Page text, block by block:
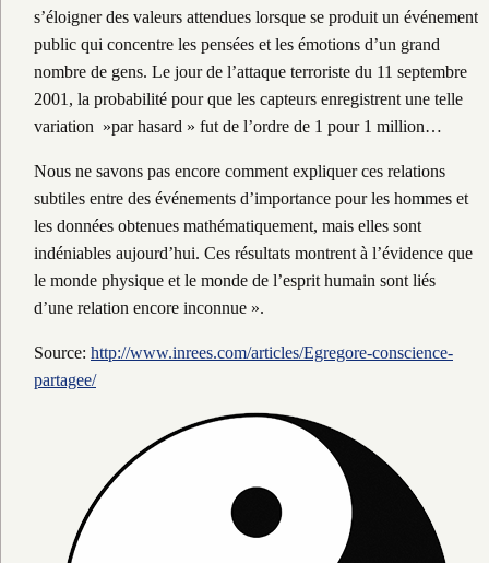
s’éloigner des valeurs attendues lorsque se produit un événement
public qui concentre les pensées et les émotions d’un grand
nombre de gens. Le jour de l’attaque terroriste du 11 septembre
2001, la probabilité pour que les capteurs enregistrent une telle
variation »par hasard » fut de l’ordre de 1 pour 1 million…
Nous ne savons pas encore comment expliquer ces relations
subtiles entre des événements d’importance pour les hommes et
les données obtenues mathématiquement, mais elles sont
indéniables aujourd’hui. Ces résultats montrent à l’évidence que
le monde physique et le monde de l’esprit humain sont liés
d’une relation encore inconnue ».
Source: http://www.inrees.com/articles/Egregore-conscience-
partagee/